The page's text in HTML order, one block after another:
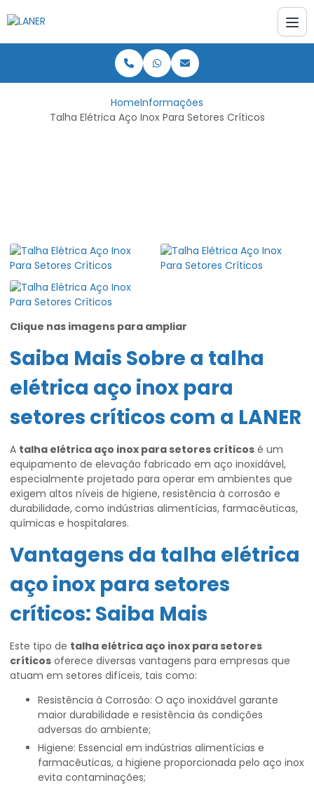
HomeInformações
Talha Elétrica Aço Inox Para Setores Críticos
Clique nas imagens para ampliar
Saiba Mais Sobre a talha
elétrica aço inox para
setores críticos com a LANER
A talha elétrica aço inox para setores críticos é um
equipamento de elevação fabricado em aço inoxidável,
especialmente projetado para operar em ambientes que
exigem altos níveis de higiene, resistência à corrosão e
durabilidade, como indústrias alimentícias, farmacêuticas,
químicas e hospitalares.
Vantagens da talha elétrica
aço inox para setores
críticos: Saiba Mais
Este tipo de talha elétrica aço inox para setores
críticos oferece diversas vantagens para empresas que
atuam em setores difíceis, tais como:
Resistência à Corrosão: O aço inoxidável garante
maior durabilidade e resistência às condições
adversas do ambiente;
Higiene: Essencial em indústrias alimentícias e
farmacêuticas, a higiene proporcionada pelo aço inox
evita contaminações;